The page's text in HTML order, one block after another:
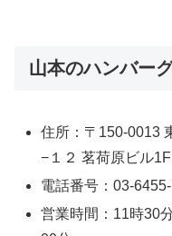
山本のハンバー
住所：〒150-0013
−１２ 茗荷原ビル1F
電話番号：03-
営業時間：11時30